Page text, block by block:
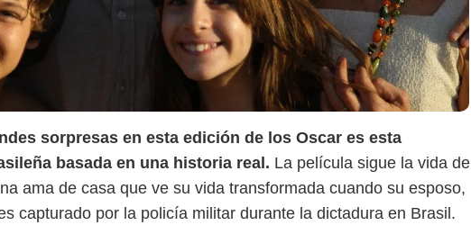
sorpresas en esta edición de los Oscar es esta
basada en una historia real. La película sigue la vida de
ama de casa que ve su vida transformada cuando su esposo,
capturado por la policía militar durante la dictadura en Brasil.
Counterfire